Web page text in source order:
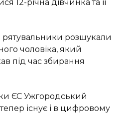
12-річна дівчинка та її
рятувальники розшукали
чоловіка, який
під час збирання
ЄС Ужгородський
існує і в цифровому